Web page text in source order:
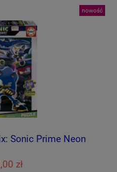
Sonic Prime Neon
zł
nowość